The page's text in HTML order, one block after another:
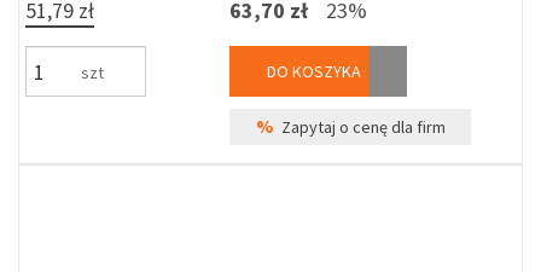
51,79 zł
szt
63,70 zł 23%
DO KOSZYKA
% Zapytaj o cenę dla firm